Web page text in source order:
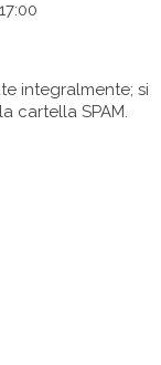
integralmente; si
cartella SPAM.